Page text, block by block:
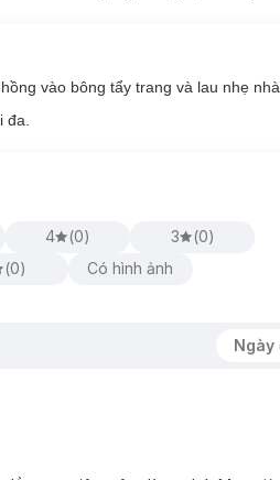
vào bông tẩy trang và lau nhẹ
4 (0) 3 (0)
(0) Có hình ảnh
Ngày